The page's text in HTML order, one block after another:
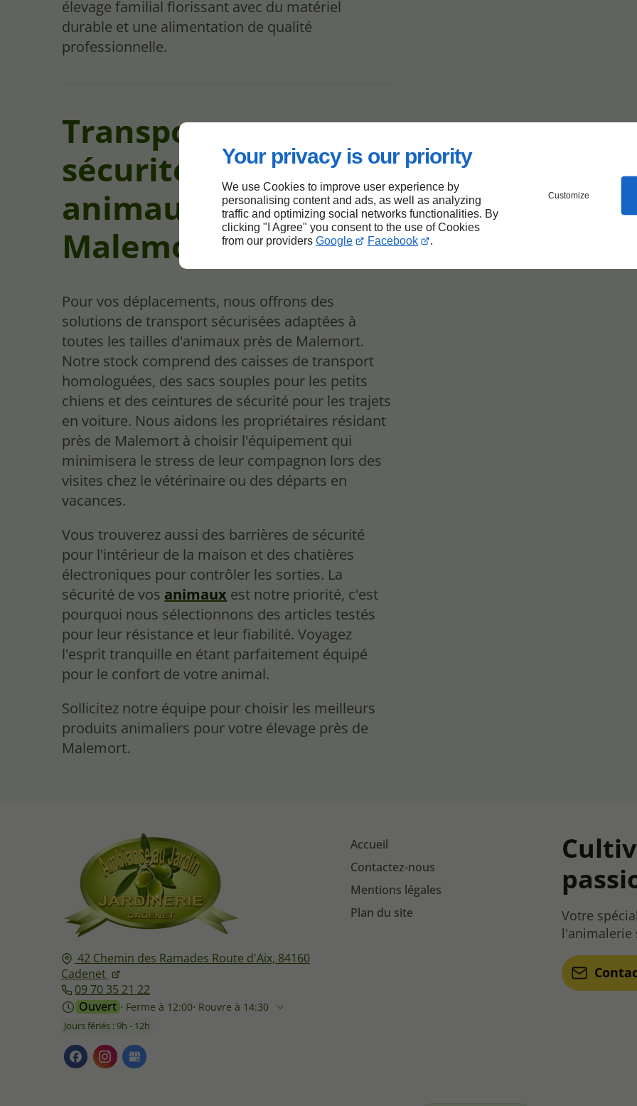
Your privacy is our priority
We use Cookies to improve user experience by
personalising content and ads, as well as analyzing
traffic and optimizing social networks functionalities. By
clicking "I Agree" you consent to the use of Cookies
from our providers Google Facebook .
Customize
élevage familial florissant avec du matériel
durable et une alimentation de qualité
professionnelle.
Transport et
sécurité des
animaux près de
Malemort
Pour vos déplacements, nous offrons des
solutions de transport sécurisées adaptées à
toutes les tailles d'animaux près de Malemort.
Notre stock comprend des caisses de transport
homologuées, des sacs souples pour les petits
chiens et des ceintures de sécurité pour les trajets
en voiture. Nous aidons les propriétaires résidant
près de Malemort à choisir l'équipement qui
minimisera le stress de leur compagnon lors des
visites chez le vétérinaire ou des départs en
vacances.
Vous trouverez aussi des barrières de sécurité
pour l'intérieur de la maison et des chatières
électroniques pour contrôler les sorties. La
sécurité de vos animaux est notre priorité, c'est
pourquoi nous sélectionnons des articles testés
pour leur résistance et leur fiabilité. Voyagez
l'esprit tranquille en étant parfaitement équipé
pour le confort de votre animal.
Sollicitez notre équipe pour choisir les meilleurs
produits animaliers pour votre élevage près de
Malemort.
42 Chemin des Ramades Route d'Aix, 84160
Cadenet
09 70 35 21 22
Ouvert ⋅ Ferme à 12:00⋅ Rouvre à 14:30
Jours fériés : 9h - 12h
Accueil
Contactez-nous
Mentions légales
Plan du site
Votre
l'animalerie